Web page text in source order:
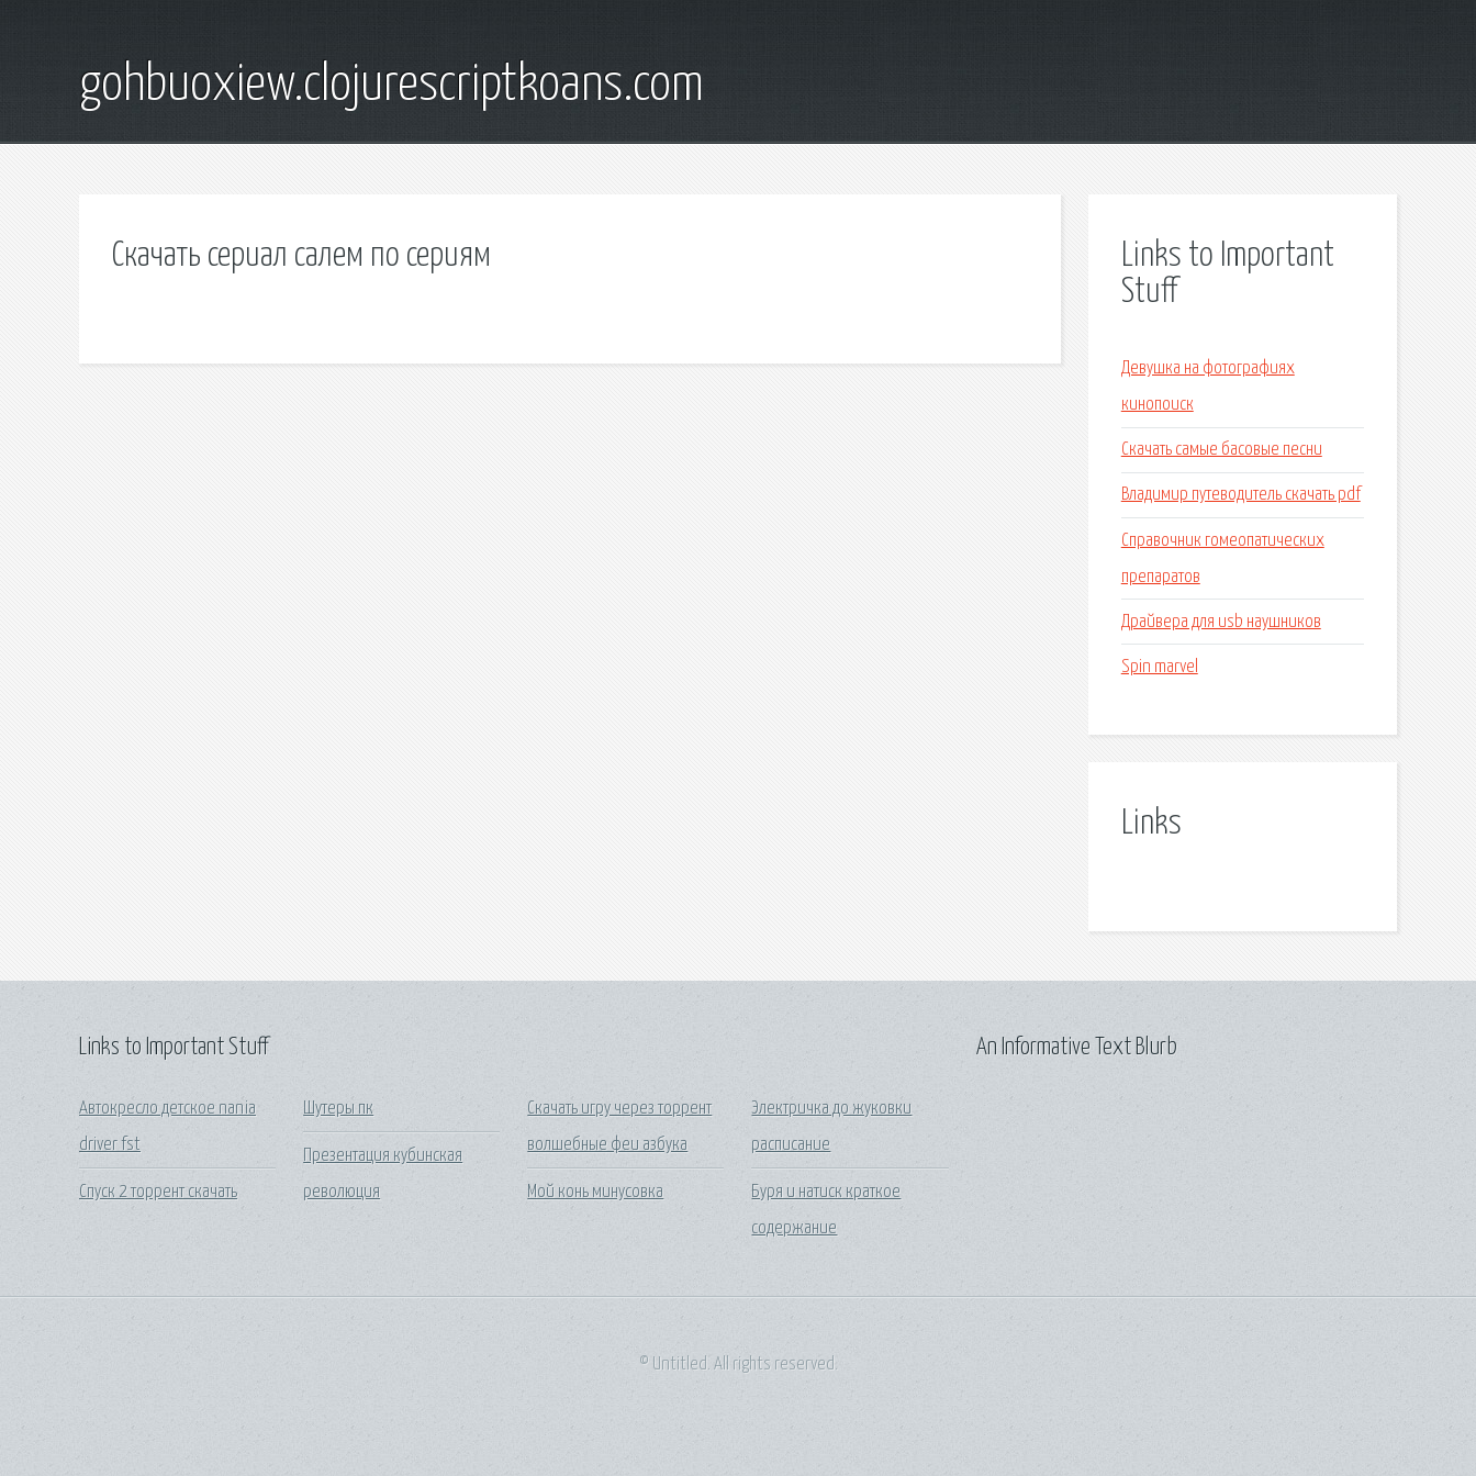
gohbuoxiew.clojurescriptkoans.com
Скачать сериал салем по сериям
Links to Important
Stuff
Девушка на фотографиях
кинопоиск
Скачать самые басовые песни
Владимир путеводитель скачать pdf
Справочник гомеопатических
препаратов
Драйвера для usb наушников
Spin marvel
Links
Links to Important Stuff
Автокресло детское nania
driver fst
Спуск 2 торрент скачать
Шутеры пк
Презентация кубинская
революция
Скачать игру через торрент
волшебные феи азбука
Мой конь минусовка
Электричка до жуковки
расписание
Буря и натиск краткое
содержание
An Informative Text Blurb
© Untitled. All rights reserved.